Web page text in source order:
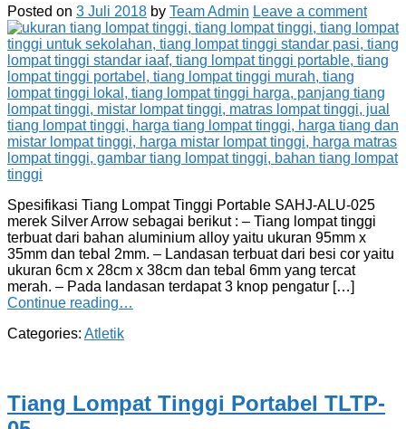
Posted on 3 Juli 2018 by Team Admin Leave a comment
Spesifikasi Tiang Lompat Tinggi Portable SAHJ-ALU-025
merek Silver Arrow sebagai berikut : – Tiang lompat tinggi
terbuat dari bahan aluminium alloy yaitu ukuran 95mm x
35mm dan tebal 2mm. – Landasan terbuat dari besi cor yaitu
ukuran 6cm x 28cm x 38cm dan tebal 6mm yang tercat
merah. – Pada landasan terdapat 3 knop pengatur […]
Continue reading…
Categories: Atletik
Tiang Lompat Tinggi Portabel TLTP-